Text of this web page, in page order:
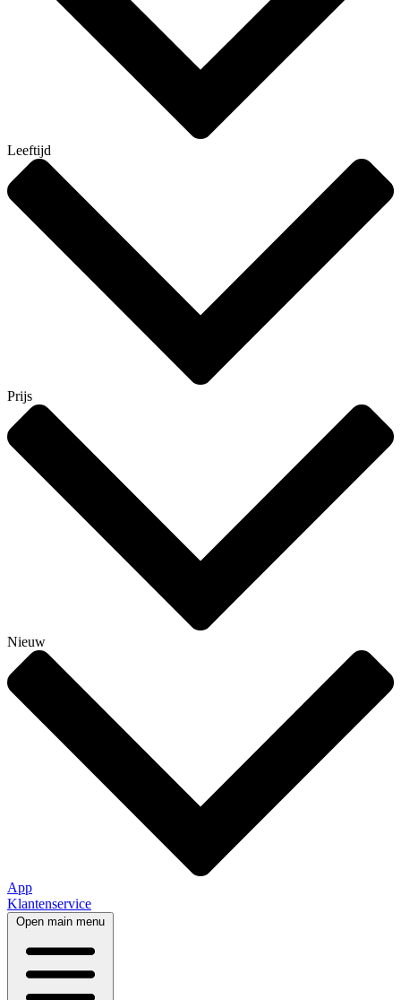
Leeftijd
Prijs
Nieuw
App
Klantenservice
Open main menu